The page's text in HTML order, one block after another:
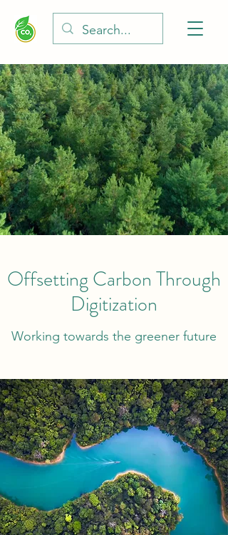
Offsetting Carbon Through
Digitization
Working towards the greener future